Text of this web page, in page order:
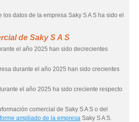
datos de la empresa Saky S A S ha sido el
de Saky S A S
el año 2025 han sido decrecientes
durante el año 2025 han sido crecientes
el año 2025 ha sido creciente respecto
comercial de Saky S A S o del
ampliado de la empresa Saky S A S.